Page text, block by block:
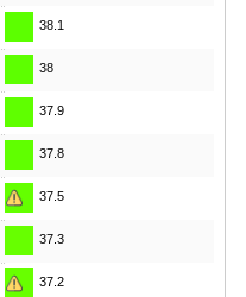
38.1
38
37.9
37.8
37.5
37.3
37.2